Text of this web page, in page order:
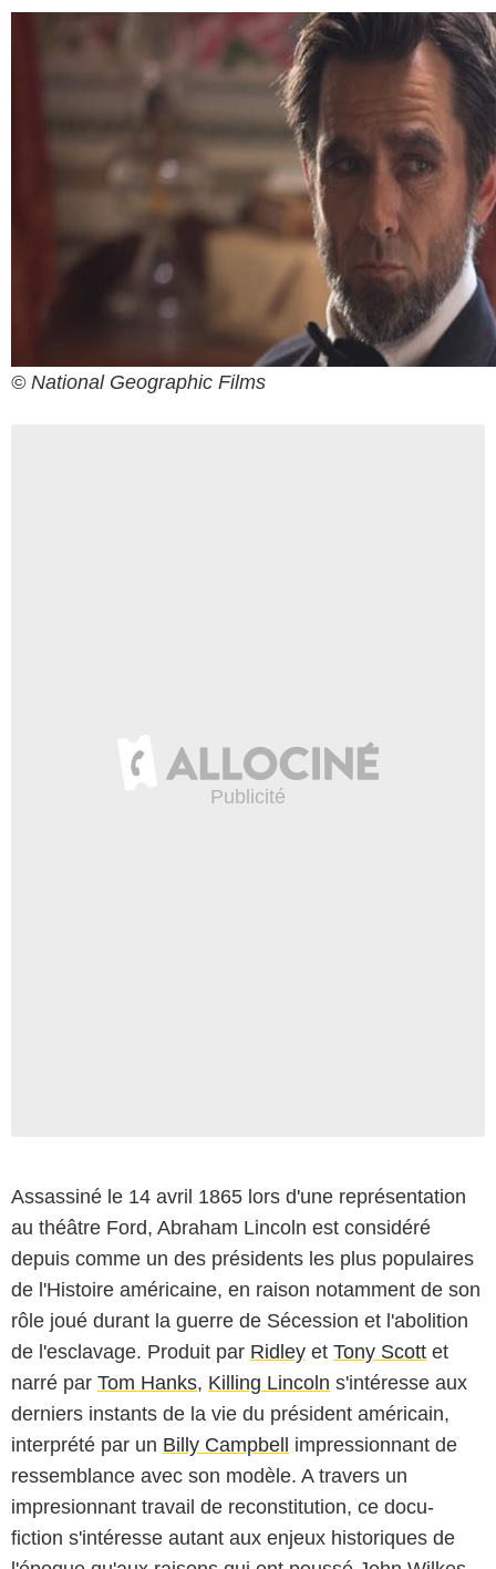
© National Geographic Films
Assassiné le 14 avril 1865 lors d'une représentation
au théâtre Ford, Abraham Lincoln est considéré
depuis comme un des présidents les plus populaires
de l'Histoire américaine, en raison notamment de son
rôle joué durant la guerre de Sécession et l'abolition
de l'esclavage. Produit par Ridley et Tony Scott et
narré par Tom Hanks, Killing Lincoln s'intéresse aux
derniers instants de la vie du président américain,
interprété par un Billy Campbell impressionnant de
ressemblance avec son modèle. A travers un
impresionnant travail de reconstitution, ce docu-
fiction s'intéresse autant aux enjeux historiques de